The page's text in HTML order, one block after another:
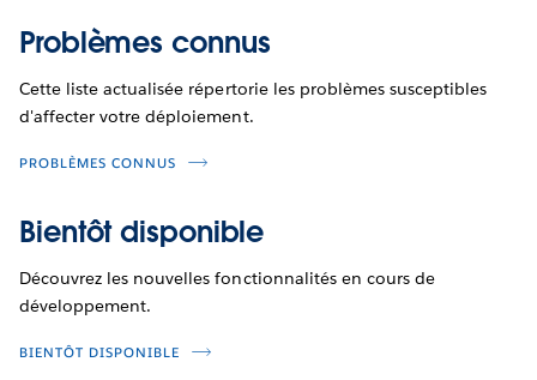
Problèmes connus
Cette liste actualisée répertorie les problèmes susceptibles
d'affecter votre déploiement.
PROBLÈMES CONNUS
Bientôt disponible
Découvrez les nouvelles fonctionnalités en cours de
développement.
BIENTÔT DISPONIBLE